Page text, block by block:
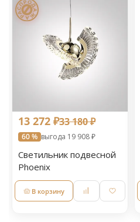
13 272 ₽33 180 ₽
60 % выгода 19 908 ₽
Светильник подвесной
Phoenix
В корзину